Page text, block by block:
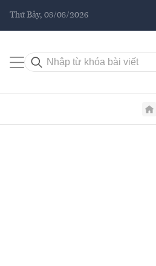
Thứ Bảy, 08/08/2026